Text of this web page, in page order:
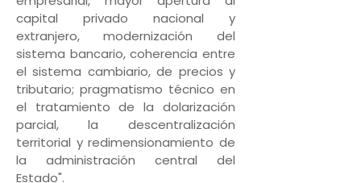
capital privado nacional y
extranjero, modernización del
sistema bancario, coherencia entre
el sistema cambiario, de precios y
tributario; pragmatismo técnico en
el tratamiento de la dolarización
parcial, la descentralización
territorial y redimensionamiento de
la administración central del
Estado".